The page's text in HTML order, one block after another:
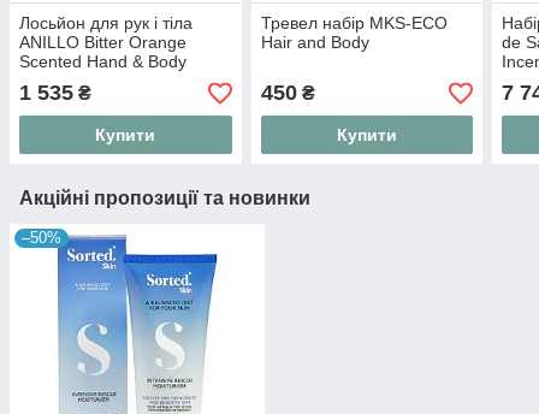
Лосьйон для рук і тіла
ANILLO Bitter Orange
Scented Hand & Body
Lotion 450 мл
1 535 ₴
Купити
Тревел набір MKS-ECO
Hair and Body
450₴
Купити
de
7
Акційні пропозиції та новинки
–50%